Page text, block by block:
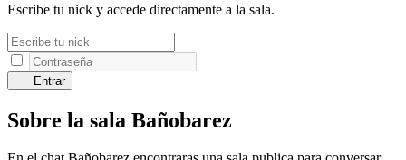
Escribe tu nick y accede directamente a la sala.
Entrar
Sobre la sala Bañobarez